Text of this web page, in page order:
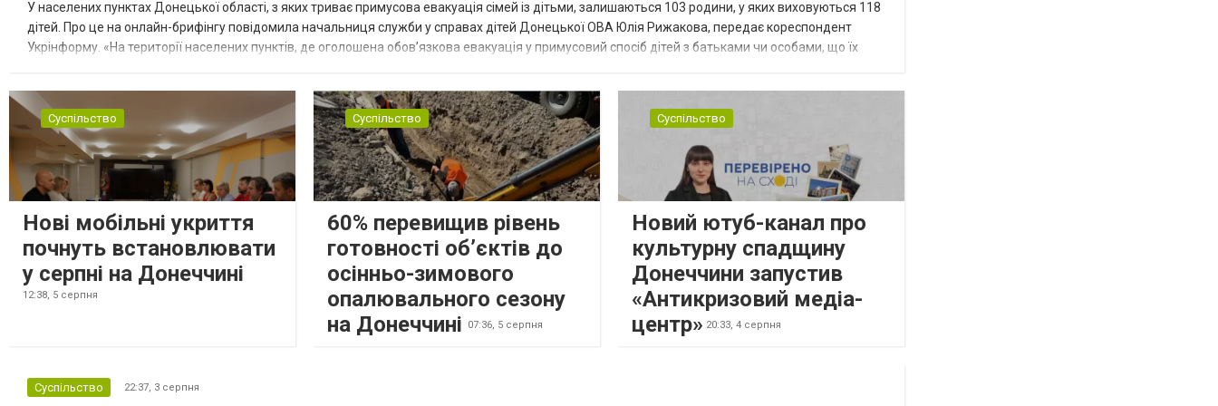
У населених пунктах Донецької області, з яких триває примусова евакуація сімей із дітьми, залишаються 103 родини, у яких виховуються 118
дітей. Про це на онлайн-брифінгу повідомила начальниця служби у справах дітей Донецької ОВА Юлія Рижакова, передає кореспондент
Укрінформу. «На території населених пунктів, де оголошена обов’язкова евакуація у примусовий спосіб дітей з батьками чи особами, що їх
Суспільство
Нові мобільні укриття
почнуть встановлювати
у серпні на Донеччині
12:38, 5 серпня
Суспільство
60% перевищив рівень
готовності об’єктів до
осінньо-зимового
опалювального сезону
на Донеччині
07:36, 5 серпня
Суспільство
Новий ютуб-канал про
культурну спадщину
Донеччини запустив
«Антикризовий медіа-
центр» 20:33, 4 серпня
Суспільство 22:37, 3 серпня